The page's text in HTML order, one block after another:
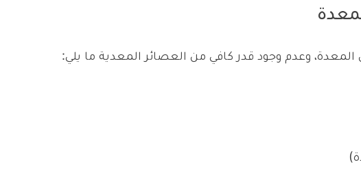
وعدم وجود قدر كافي من العصائر المعدية ما يلي: